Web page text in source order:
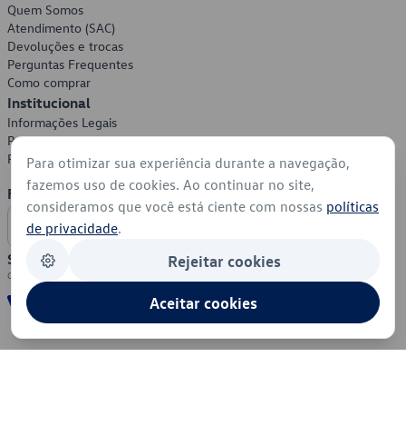
Quem Somos
Atendimento (SAC)
Devoluções e trocas
Perguntas Frequentes
Como comprar
Institucional
Informações Legais
Política de Privacidade
Política de Cookies
Formas de Pagamento
Segurança
Para otimizar sua experiência durante a navegação,
fazemos uso de cookies. Ao continuar no site,
consideramos que você está ciente com nossas políticas
de privacidade.
Rejeitar cookies
Aceitar cookies